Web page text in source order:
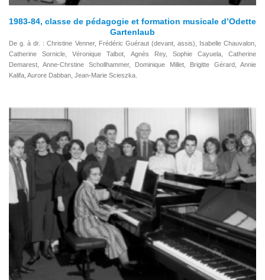
1983-84, classe de pédagogie et formation musicale d’Odette
Gartenlaub
De g. à dr. : Christine Venner, Frédéric Guéraut (devant, assis), Isabelle Chauvalon,
Catherine Sornicle, Véronique Talbot, Agnès Rey, Sophie Cayuela, Catherine
Demarest, Anne-Chrstine Schollhammer, Dominique Millet, Brigitte Gérard, Annie
Kalifa, Aurore Dabban, Jean-Marie Scieszka.